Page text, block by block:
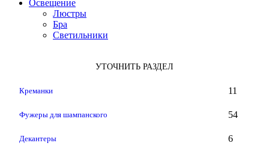
Освещение
Люстры
Бра
Светильники
УТОЧНИТЬ РАЗДЕЛ
Креманки 11
Фужеры для шампанского 54
Декантеры 6